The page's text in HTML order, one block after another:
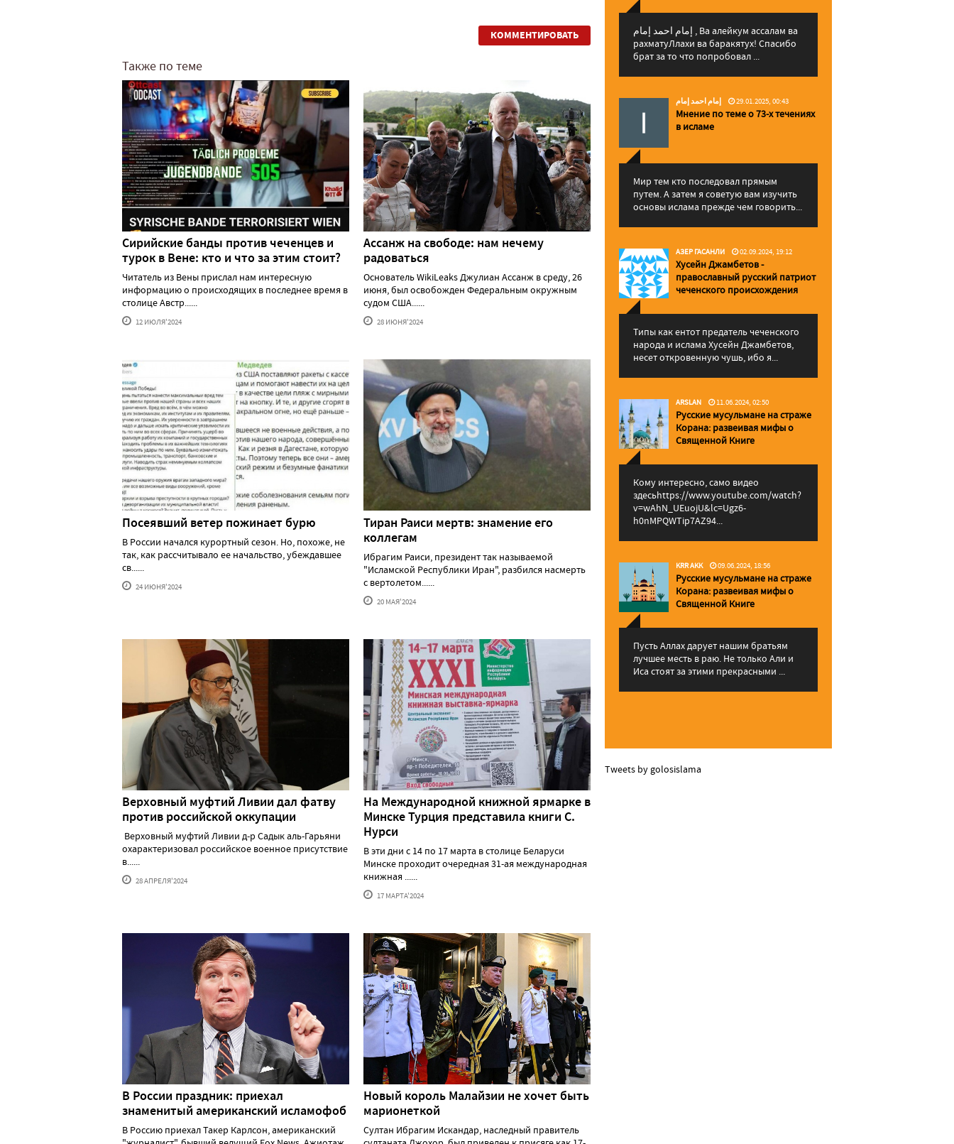
КОММЕНТИРОВАТЬ
Также по теме
Сирийские банды против чеченцев и
турок в Вене: кто и что за этим стоит?
Читатель из Вены прислал нам интересную
информацию о происходящих в последнее время в
столице Австр......
12 ИЮЛЯ'2024
Ассанж на свободе: нам нечему
радоваться
Основатель WikiLeaks Джулиан Ассанж в среду, 26
июня, был освобожден Федеральным окружным
судом США......
28 ИЮНЯ'2024
Посеявший ветер пожинает бурю
В России начался курортный сезон. Но, похоже, не
так, как рассчитывало ее начальство, убеждавшее
св......
24 ИЮНЯ'2024
Тиран Раиси мертв: знамение его
коллегам
Ибрагим Раиси, президент так называемой
"Исламской Республики Иран", разбился насмерть
с вертолетом......
20 МАЯ'2024
Верховный муфтий Ливии дал фатву
против российской оккупации
Верховный муфтий Ливии д-р Садык аль-Гарьяни
охарактеризовал российское военное присутствие
в......
28 АПРЕЛЯ'2024
На Международной книжной ярмарке в
Минске Турция представила книги С.
Нурси
В эти дни с 14 по 17 марта в столице Беларуси
Минске проходит очередная 31-ая международная
книжная ......
17 МАРТА'2024
В России праздник: приехал
знаменитый американский исламофоб
В Россию приехал Такер Карлсон, американский
Новый король Малайзии не хочет быть
марионеткой
Султан Ибрагим Искандар, наследный правитель
إمام احمد إمام , Ва алейкум ассалам ва
рахматуЛлахи ва баракятух! Спасибо
брат за то что попробовал ...
إمام احمد إمام 29.01.2025, 00:43
Мнение по теме о 73-х течениях
в исламе
Мир тем кто последовал прямым
путем. А затем я советую вам изучить
основы ислама прежде чем говорить...
АЗЕР ГАСАНЛИ 02.09.2024, 19:12
Хусейн Джамбетов -
православный русский патриот
чеченского происхождения
Типы как ентот предатель чеченского
народа и ислама Хусейн Джамбетов,
несет откровенную чушь, ибо я...
ARSLAN 11.06.2024, 02:50
Русские мусульмане на страже
Корана: pазвеивая мифы о
Священной Книге
Кому интересно, само видео
здесьhttps://www.youtube.com/watch?
v=wAhN_UEuojU&lc=Ugz6-
h0nMPQWTip7AZ94...
KRR AKK 09.06.2024, 18:56
Русские мусульмане на страже
Корана: pазвеивая мифы о
Священной Книге
Пусть Аллах дарует нашим братьям
лучшее месть в раю. Не только Али и
Иса стоят за этими прекрасными ...
Tweets by golosislama